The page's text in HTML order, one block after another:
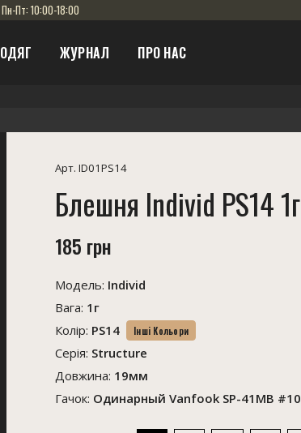
Пн-Пт: 10:00-18:00
ОДЯГ ЖУРНАЛ ПРО НАС
Арт. ID01PS14
Блешня Individ PS14 1г
185 грн
Модель: Individ
Вага: 1г
Колір: PS14 Інші Кольори
Серія: Structure
Довжина: 19мм
Гачок: Одинарный Vanfook SP-41MB #10